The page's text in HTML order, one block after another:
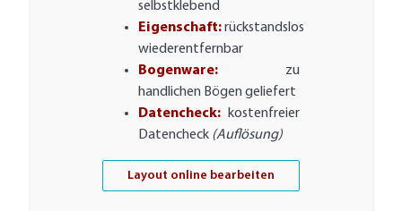
selbstklebend
Eigenschaft:rückstandslos
wiederentfernbar
Bogenware: zu
handlichen Bögen geliefert
Datencheck: kostenfreier
Datencheck (Auflösung)
Layout online bearbeiten